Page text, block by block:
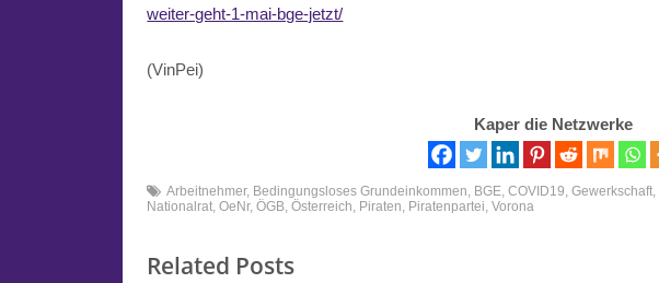
weiter-geht-1-mai-bge-jetzt/
(VinPei)
Kaper die Netzwerke
Arbeitnehmer, Bedingungsloses Grundeinkommen, BGE,COVID19,Gewerkschaft,
Nationalrat,OeNr,ÖGB,Österreich, Piraten, Piratenpartei,Vorona
Related Posts